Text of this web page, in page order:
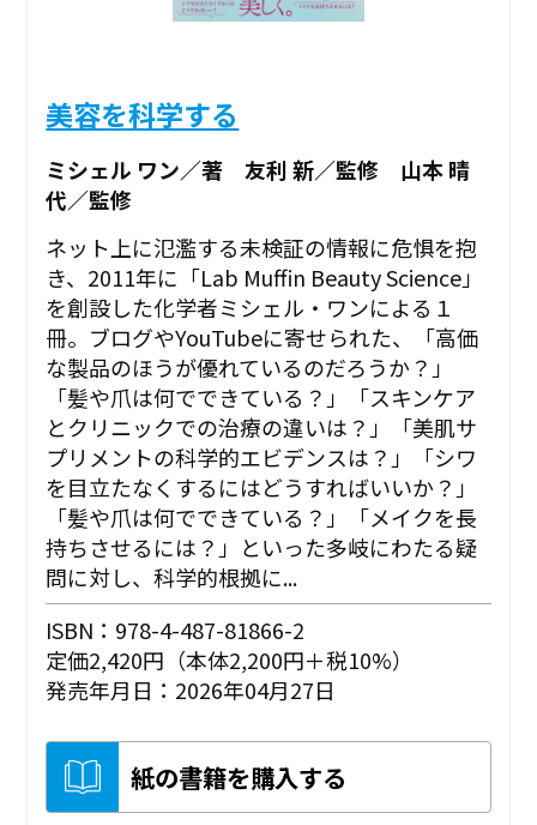
美容を科学する
ミシェル ワン／著 友利 新／監修 山本 晴
代／監修
ネット上に氾濫する未検証の情報に危惧を抱
き、2011年に「Lab Muffin Beauty Science」
を創設した化学者ミシェル・ワンによる１
冊。ブログやYouTubeに寄せられた、「高価
な製品のほうが優れているのだろうか？」
「髪や爪は何でできている？」「スキンケア
とクリニックでの治療の違いは？」「美肌サ
プリメントの科学的エビデンスは？」「シワ
を目立たなくするにはどうすればいいか？」
「髪や爪は何でできている？」「メイクを長
持ちさせるには？」といった多岐にわたる疑
問に対し、科学的根拠に...
ISBN：978-4-487-81866-2
定価2,420円（本体2,200円＋税10%）
発売年月日：2026年04月27日
紙の書籍を購入する